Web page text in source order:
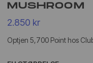
MUSHROOM
2.850 kr
Optjen 5,700 Point hos